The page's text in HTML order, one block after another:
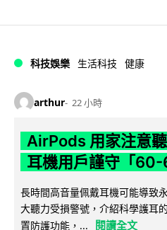
科技娛樂 生活科技 健康
arthur 22 小時
AirPods 用家注意
耳機用戶謹守「
長時間高音量佩戴耳機可能導致
大聽力受損警號，介紹科學護耳
置防護功能，...
閱讀全文